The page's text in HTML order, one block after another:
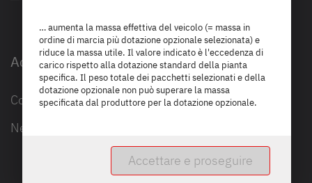
Accessibilità
Contatti
Newsletter
… aumenta la massa effettiva del veicolo (= massa in
ordine di marcia più dotazione opzionale selezionata) e
riduce la massa utile. Il valore indicato è l'eccedenza di
carico rispetto alla dotazione standard della pianta
specifica. Il peso totale dei pacchetti selezionati e della
dotazione opzionale non può superare la massa
specificata dal produttore per la dotazione opzionale.
Accettare e proseguire